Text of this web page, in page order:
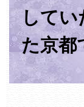
して
た京都